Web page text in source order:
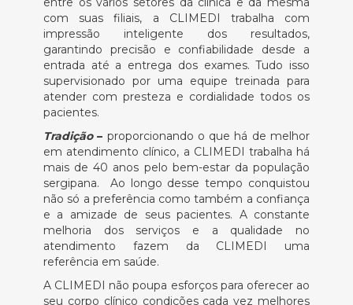
com suas filiais, a CLIMEDI trabalha com
impressão inteligente dos resultados,
garantindo precisão e confiabilidade desde a
entrada até a entrega dos exames. Tudo isso
supervisionado por uma equipe treinada para
atender com presteza e cordialidade todos os
pacientes.
Tradição– proporcionando o que há de melhor
em atendimento clínico, a CLIMEDI trabalha há
mais de 40 anos pelo bem-estar da população
sergipana. Ao longo desse tempo conquistou
não só a preferência como também a confiança
e a amizade de seus pacientes. A constante
melhoria dos serviços e a qualidade no
atendimento fazem da CLIMEDI uma
referência em saúde.
A CLIMEDI não poupa esforços para oferecer ao
seu corpo clínico condições cada vez melhores